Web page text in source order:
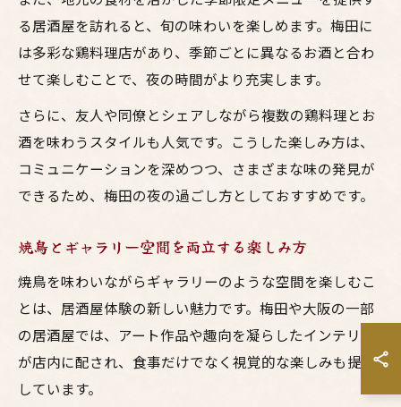
る居酒屋を訪れると、旬の味わいを楽しめます。梅田に
は多彩な鶏料理店があり、季節ごとに異なるお酒と合わ
せて楽しむことで、夜の時間がより充実します。
さらに、友人や同僚とシェアしながら複数の鶏料理とお
酒を味わうスタイルも人気です。こうした楽しみ方は、
コミュニケーションを深めつつ、さまざまな味の発見が
できるため、梅田の夜の過ごし方としておすすめです。
焼鳥とギャラリー空間を両立する楽しみ方
焼鳥を味わいながらギャラリーのような空間を楽しむこ
とは、居酒屋体験の新しい魅力です。梅田や大阪の一部
の居酒屋では、アート作品や趣向を凝らしたインテリア
が店内に配され、食事だけでなく視覚的な楽しみも提供
しています。